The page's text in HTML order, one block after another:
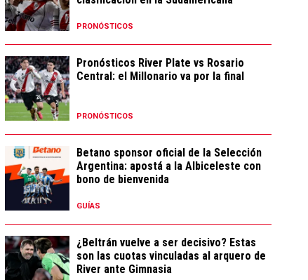
PRONÓSTICOS
Pronósticos River Plate vs Rosario
Central: el Millonario va por la final
PRONÓSTICOS
Betano sponsor oficial de la Selección
Argentina: apostá a la Albiceleste con
bono de bienvenida
GUÍAS
¿Beltrán vuelve a ser decisivo? Estas
son las cuotas vinculadas al arquero de
River ante Gimnasia